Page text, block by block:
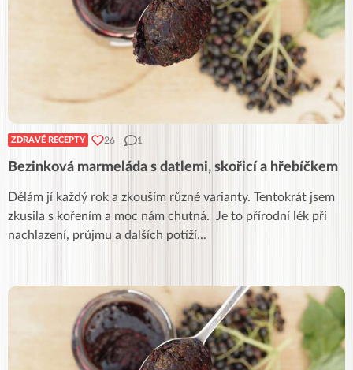
ZDRAVÉ RECEPTY 26 1
Bezinková marmeláda s datlemi, skořicí a hřebíčkem
Dělám jí každý rok a zkouším různé varianty. Tentokrát jsem
zkusila s kořením a moc nám chutná. Je to přírodní lék při
nachlazení, průjmu a dalších potíží...